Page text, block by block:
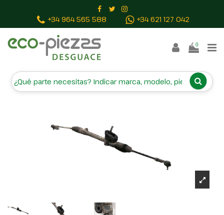
+34 964 565 588 +34 621 127 042
0
CREMALLERA DIRECCION
26107157 5900306 13272669